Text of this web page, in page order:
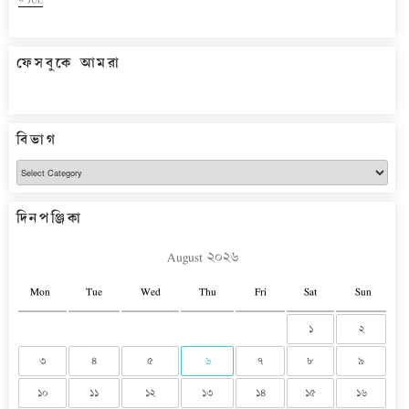
ফেসবুকে আমরা
বিভাগ
বিভাগ
দিনপঞ্জিকা
August ২০২৬
Mon Tue Wed Thu Fri Sat Sun
১ ২
৩ ৪ ৫ ৬ ৭ ৮ ৯
১০ ১১ ১২ ১৩ ১৪ ১৫ ১৬